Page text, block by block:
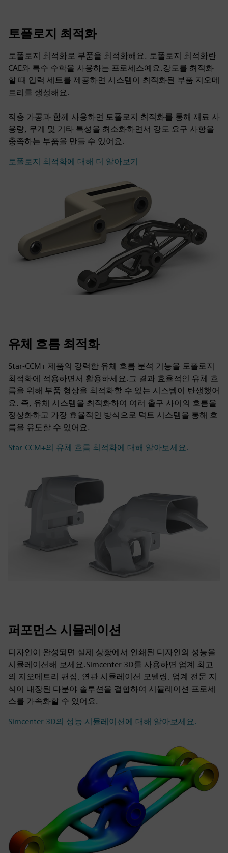
토폴로지 최적화
토폴로지 최적화로 부품을 최적화해요. 토폴로지 최적화란
CAE와 특수 수학을 사용하는 프로세스예요.강도를 최적화
할 때 입력 세트를 제공하면 시스템이 최적화된 부품 지오메
트리를 생성해요.
적층 가공과 함께 사용하면 토폴로지 최적화를 통해 재료 사
용량, 무게 및 기타 특성을 최소화하면서 강도 요구 사항을
충족하는 부품을 만들 수 있어요.
토폴로지 최적화에 대해 더 알아보기
유체 흐름 최적화
Star-CCM+ 제품의 강력한 유체 흐름 분석 기능을 토폴로지
최적화에 적용하면서 활용하세요.그 결과 효율적인 유체 흐
름을 위해 부품 형상을 최적화할 수 있는 시스템이 탄생했어
요. 즉, 유체 시스템을 최적화하여 여러 출구 사이의 흐름을
정상화하고 가장 효율적인 방식으로 덕트 시스템을 통해 흐
름을 유도할 수 있어요.
Star-CCM+의 유체 흐름 최적화에 대해 알아보세요.
퍼포먼스 시뮬레이션
디자인이 완성되면 실제 상황에서 인쇄된 디자인의 성능을
시뮬레이션해 보세요.Simcenter 3D를 사용하면 업계 최고
의 지오메트리 편집, 연관 시뮬레이션 모델링, 업계 전문 지
식이 내장된 다분야 솔루션을 결합하여 시뮬레이션 프로세
스를 가속화할 수 있어요.
Simcenter 3D의 성능 시뮬레이션에 대해 알아보세요.